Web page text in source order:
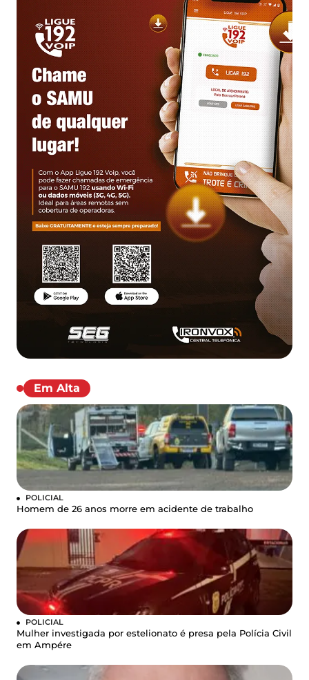
Em Alta
POLICIAL
Homem de 26 anos morre em acidente de trabalho
POLICIAL
Mulher investigada por estelionato é presa pela Polícia Civil
em Ampére